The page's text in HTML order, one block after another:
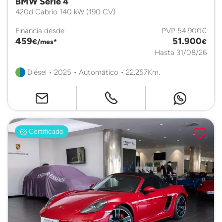
420d Cabrio 140 kW (190 CV)
Financia desde
459€/mes*
PVP 54.900€
51.900€
Hasta 31/08/26
Diésel • 2025 • Automático • 22.257Km.
Certificado